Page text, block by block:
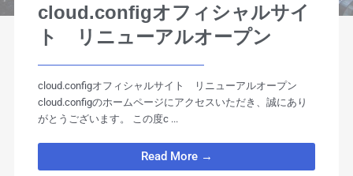
cloud.configオフィシャルサイ
ト リニューアルオープン
cloud.configオフィシャルサイト リニューアルオープン
cloud.configのホームページにアクセスいただき、誠にあり
がとうございます。 この度c ...
Read More →